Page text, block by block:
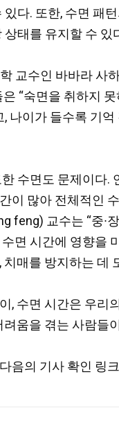
다. 또한, 수면 패
태를 유지할 수 있
교수인 바바라 사
“숙면을 취하지
나이가 들수록 기
수면도 문제이다.
이 많아 전체적인
feng) 교수는 “중∙
면 시간에 영향을
매를 방지하는 데
, 수면 시간은 우리
움을 겪는 사람들
음의 기사 확인 링